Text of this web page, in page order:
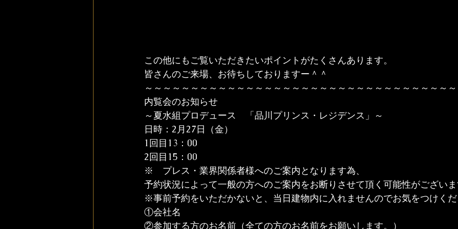
この他にもご覧いただきたいポイントがたくさんあります。
皆さんのご来場、お待ちしておりますー＾＾
～～～～～～～～～～～～～～～～～～～～～～～～～～～～～～～～～
内覧会のお知らせ
～夏水組プロデュース　「品川プリンス・レジデンス」～
日時：2月27日（金）
1回目13：00
2回目15：00
※　プレス・業界関係者様へのご案内となります為、
予約状況によって一般の方へのご案内をお断りさせて頂く可能性がございま
※事前予約をいただかないと、当日建物内に入れませんのでお気をつけくだ
①会社名
②参加する方のお名前（全ての方のお名前をお願いします。）